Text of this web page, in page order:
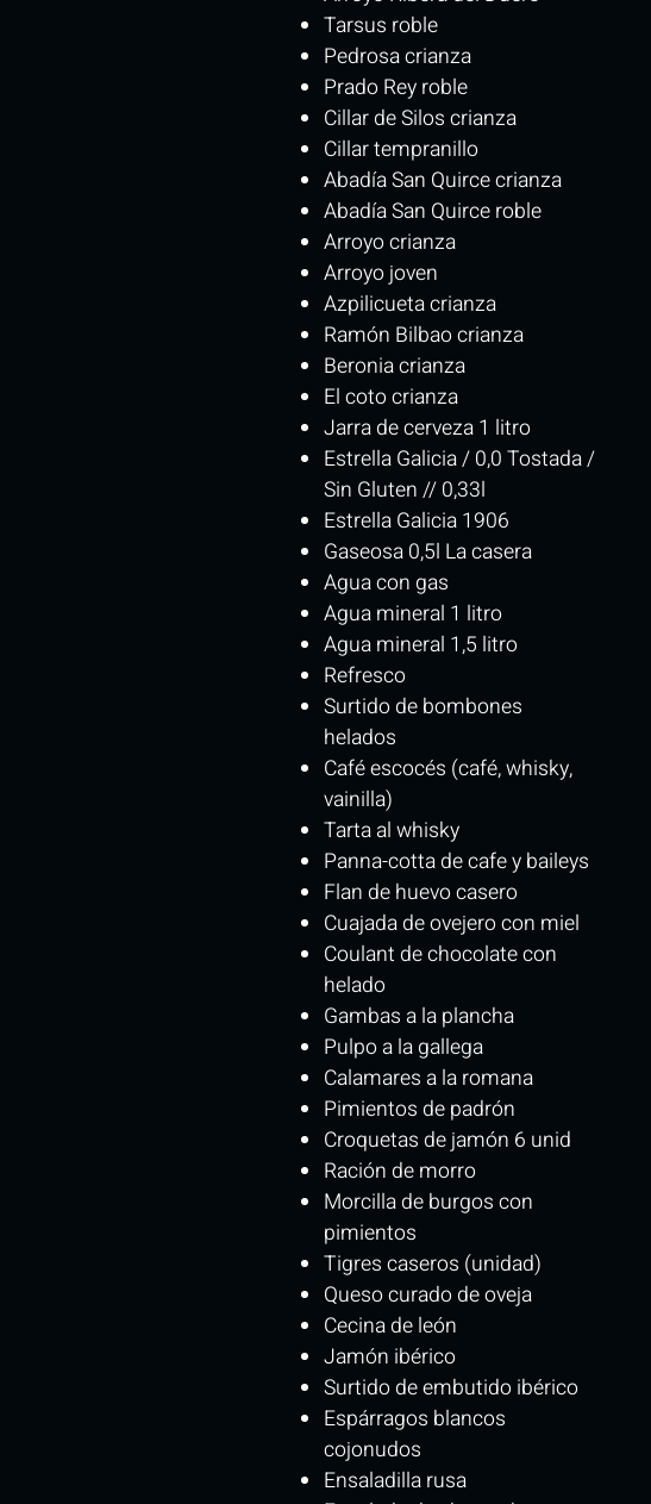
Tarsus roble
Pedrosa crianza
Prado Rey roble
Cillar de Silos crianza
Cillar tempranillo
Abadía San Quirce crianza
Abadía San Quirce roble
Arroyo crianza
Arroyo joven
Azpilicueta crianza
Ramón Bilbao crianza
Beronia crianza
El coto crianza
Jarra de cerveza 1 litro
Estrella Galicia / 0,0 Tostada /
Sin Gluten // 0,33l
Estrella Galicia 1906
Gaseosa 0,5l La casera
Agua con gas
Agua mineral 1 litro
Agua mineral 1,5 litro
Refresco
Surtido de bombones
helados
Café escocés (café, whisky,
vainilla)
Tarta al whisky
Panna-cotta de cafe y baileys
Flan de huevo casero
Cuajada de ovejero con miel
Coulant de chocolate con
helado
Gambas a la plancha
Pulpo a la gallega
Calamares a la romana
Pimientos de padrón
Croquetas de jamón 6 unid
Ración de morro
Morcilla de burgos con
pimientos
Tigres caseros (unidad)
Queso curado de oveja
Cecina de león
Jamón ibérico
Surtido de embutido ibérico
Espárragos blancos
cojonudos
Ensaladilla rusa